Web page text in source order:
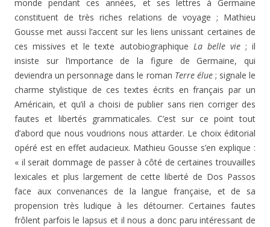
monde pendant ces années, et ses lettres à Germaine
constituent de très riches relations de voyage ; Mathieu
Gousse met aussi l’accent sur les liens unissant certaines de
ces missives et le texte autobiographique La belle vie; il
insiste sur l’importance de la figure de Germaine, qui
deviendra un personnage dans le roman Terre élue; signale le
charme stylistique de ces textes écrits en français par un
Américain, et qu’il a choisi de publier sans rien corriger des
fautes et libertés grammaticales. C’est sur ce point tout
d’abord que nous voudrions nous attarder. Le choix éditorial
opéré est en effet audacieux. Mathieu Gousse s’en explique :
« il serait dommage de passer à côté de certaines trouvailles
lexicales et plus largement de cette liberté de Dos Passos
face aux convenances de la langue française, et de sa
propension très ludique à les détourner. Certaines fautes
frôlent parfois le lapsus et il nous a donc paru intéressant de